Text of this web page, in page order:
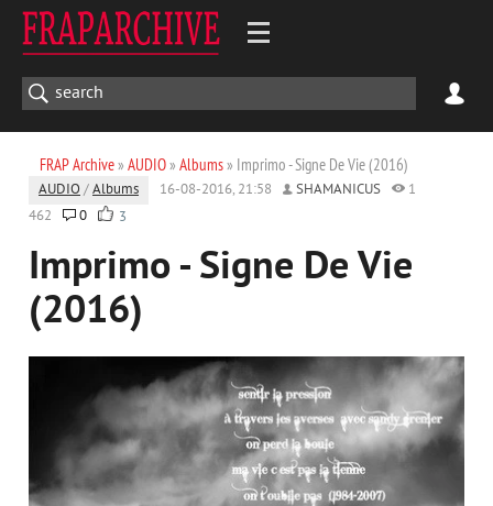
FRAP Archive» AUDIO» Albums» Imprimo - Signe De Vie (2016)
AUDIO /Albums 16-08-2016, 21:58 SHAMANICUS
1
462
0 3
Imprimo - Signe De Vie
(2016)